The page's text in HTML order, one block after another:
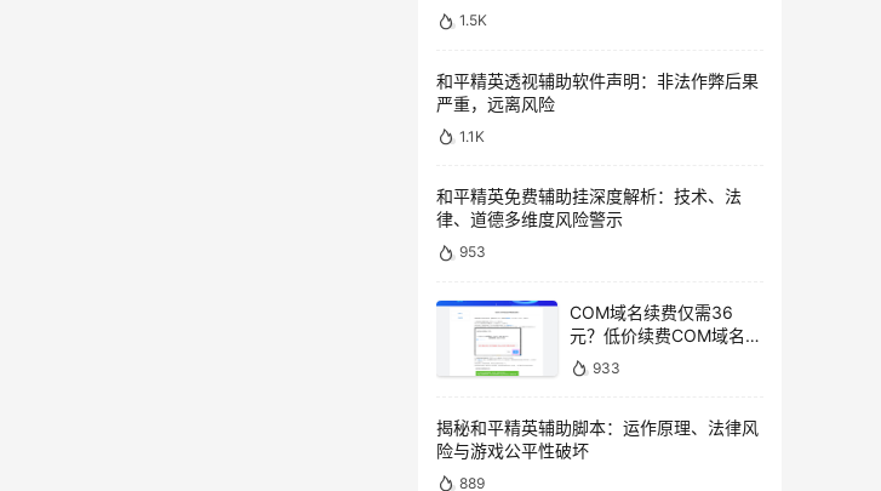
1.5K
和平精英透视辅助软件声明：非法作弊后果
严重，远离风险
1.1K
和平精英免费辅助挂深度解析：技术、法
律、道德多维度风险警示
953
COM域名续费仅需36
元？低价续费COM域名教
程 933
揭秘和平精英辅助脚本：运作原理、法律风
险与游戏公平性破坏
889